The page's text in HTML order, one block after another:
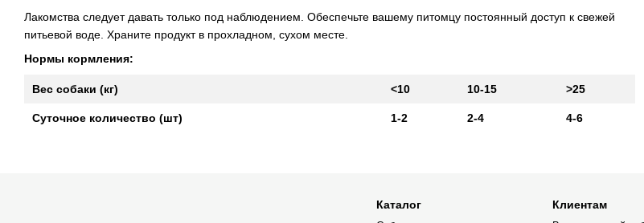
Лакомства следует давать только под наблюдением. Обеспечьте вашему питомцу постоянный доступ к свежей
питьевой воде. Храните продукт в прохладном, сухом месте.
Нормы кормления:
Вес собаки (кг) <10 10-15 >25
Суточное количество (шт) 1-2 2-4 4-6
Каталог Клиентам